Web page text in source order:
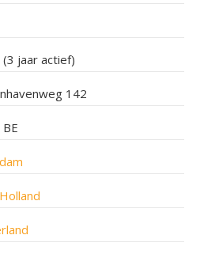
jaar actief)
142